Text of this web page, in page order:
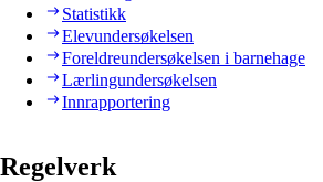
Statistikk
Elevundersøkelsen
Foreldreundersøkelsen i barnehage
Lærlingundersøkelsen
Innrapportering
Regelverk